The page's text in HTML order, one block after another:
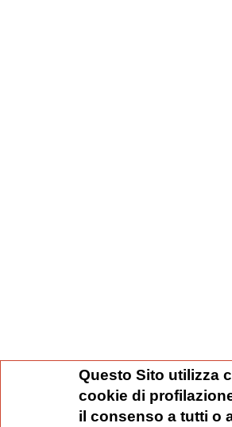
Questo Sito utilizza
cookie di
il consenso a tutti o